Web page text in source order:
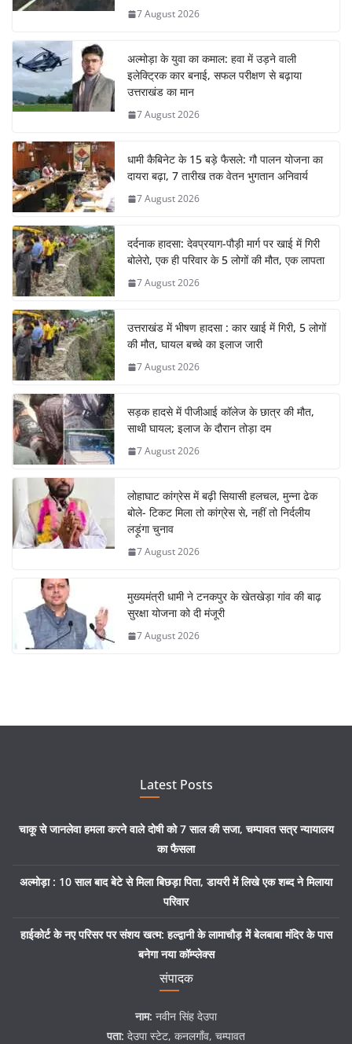
7 August 2026
अल्मोड़ा के युवा का कमाल: हवा में उड़ने वाली
इलेक्ट्रिक कार बनाई, सफल परीक्षण से बढ़ाया
उत्तराखंड का मान
7 August 2026
धामी कैबिनेट के 15 बड़े फैसले: गौ पालन योजना का
दायरा बढ़ा, 7 तारीख तक वेतन भुगतान अनिवार्य
7 August 2026
दर्दनाक हादसा: देवप्रयाग-पौड़ी मार्ग पर खाई में गिरी
बोलेरो, एक ही परिवार के 5 लोगों की मौत, एक लापता
7 August 2026
उत्तराखंड में भीषण हादसा : कार खाई में गिरी, 5 लोगों
की मौत, घायल बच्चे का इलाज जारी
7 August 2026
सड़क हादसे में पीजीआई कॉलेज के छात्र की मौत,
साथी घायल; इलाज के दौरान तोड़ा दम
7 August 2026
लोहाघाट कांग्रेस में बढ़ी सियासी हलचल, मुन्ना ढेक
बोले- टिकट मिला तो कांग्रेस से, नहीं तो निर्दलीय
लड़ूंगा चुनाव
7 August 2026
मुख्यमंत्री धामी ने टनकपुर के खेतखेड़ा गांव की बाढ़
सुरक्षा योजना को दी मंजूरी
7 August 2026
Latest Posts
चाकू से जानलेवा हमला करने वाले दोषी को 7 साल की सजा, चम्पावत सत्र न्यायालय
का फैसला
अल्मोड़ा : 10 साल बाद बेटे से मिला बिछड़ा पिता, डायरी में लिखे एक शब्द ने मिलाया
परिवार
हाईकोर्ट के नए परिसर पर संशय खत्म: हल्द्वानी के लामाचौड़ में बेलबाबा मंदिर के पास
बनेगा नया कॉम्प्लेक्स
संपादक
नाम: नवीन सिंह देउपा
पता: देउपा स्टेट, कनलगाँव, चम्पावत